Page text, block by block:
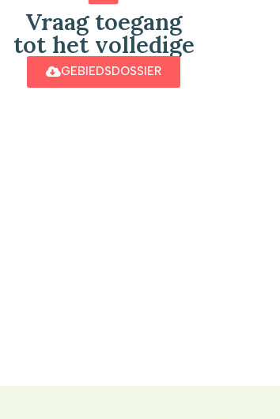
Vraag toegang
tot het volledige
GEBIEDSDOSSIER